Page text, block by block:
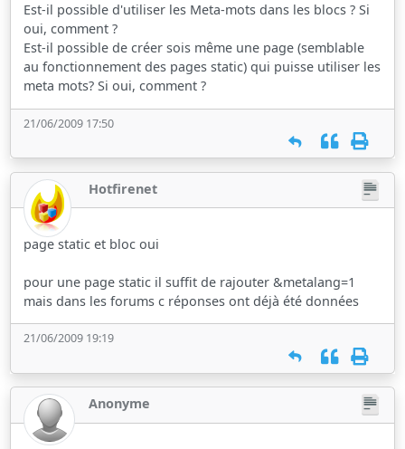
Est-il possible d'utiliser les Meta-mots dans les blocs ? Si
oui, comment ?
Est-il possible de créer sois même une page (semblable
au fonctionnement des pages static) qui puisse utiliser les
meta mots? Si oui, comment ?
21/06/2009 17:50
Hotfirenet
page static et bloc oui
pour une page static il suffit de rajouter &metalang=1
mais dans les forums c réponses ont déjà été données
21/06/2009 19:19
Anonyme